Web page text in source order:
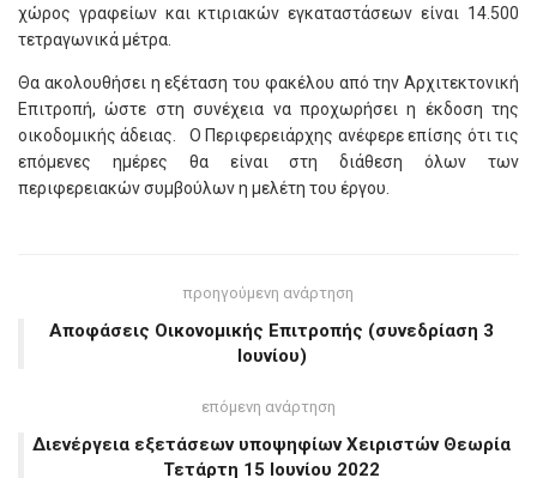
χώρος γραφείων και κτιριακών εγκαταστάσεων είναι 14.500
τετραγωνικά μέτρα.
Θα ακολουθήσει η εξέταση του φακέλου από την Αρχιτεκτονική
Επιτροπή, ώστε στη συνέχεια να προχωρήσει η έκδοση της
οικοδομικής άδειας. Ο Περιφερειάρχης ανέφερε επίσης ότι τις
επόμενες ημέρες θα είναι στη διάθεση όλων των
περιφερειακών συμβούλων η μελέτη του έργου.
προηγούμενη ανάρτηση
Αποφάσεις Οικονομικής Επιτροπής (συνεδρίαση 3
Ιουνίου)
επόμενη ανάρτηση
Διενέργεια εξετάσεων υποψηφίων Χειριστών Θεωρία
Τετάρτη 15 Ιουνίου 2022